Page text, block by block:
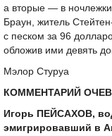
а вторые — в
Браун, житель
с песком за 96
обложив ими девять
Мэлор Стуруа
КОММЕНТАРИЙ
Игорь ПЕЙСАХОВ,
эмигрировавший в